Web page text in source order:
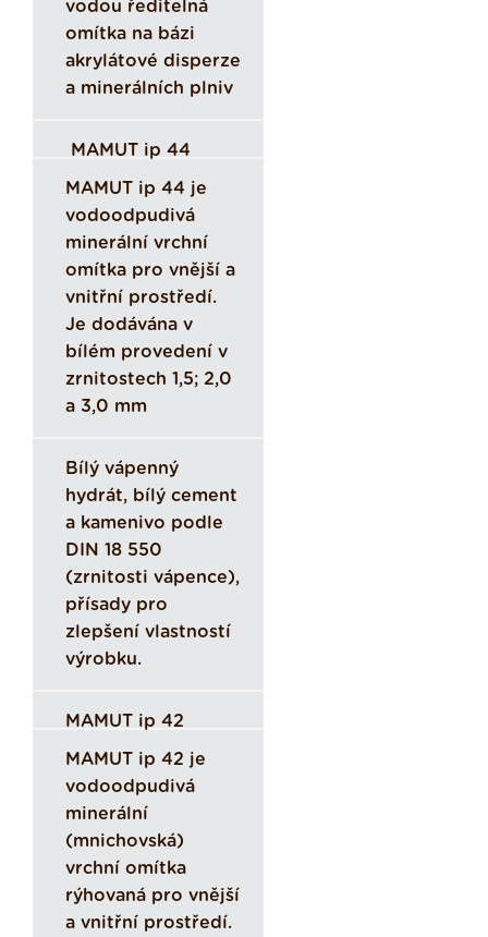
vodou ředitelná
omítka na bázi
akrylátové disperze
a minerálních plniv
MAMUT ip 44
MAMUT ip 44 je
vodoodpudivá
minerální vrchní
omítka pro vnější a
vnitřní prostředí.
Je dodávána v
bílém provedení v
zrnitostech 1,5; 2,0
a 3,0 mm
Bílý vápenný
hydrát, bílý cement
a kamenivo podle
DIN 18 550
(zrnitosti vápence),
přísady pro
zlepšení vlastností
výrobku.
MAMUT ip 42
MAMUT ip 42 je
vodoodpudivá
minerální
(mnichovská)
vrchní omítka
rýhovaná pro vnější
a vnitřní prostředí.